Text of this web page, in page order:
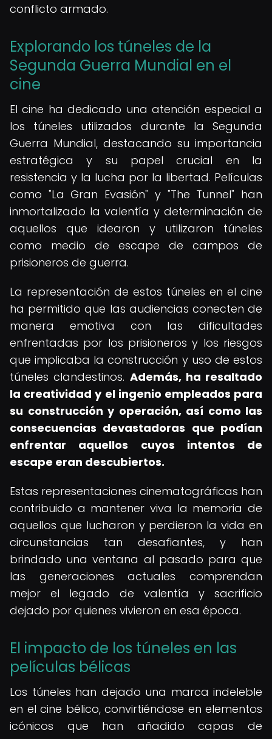
conflicto armado.
Explorando los túneles de la
Segunda Guerra Mundial en el
cine
El cine ha dedicado una atención especial a
los túneles utilizados durante la Segunda
Guerra Mundial, destacando su importancia
estratégica y su papel crucial en la
resistencia y la lucha por la libertad. Películas
como "La Gran Evasión" y "The Tunnel" han
inmortalizado la valentía y determinación de
aquellos que idearon y utilizaron túneles
como medio de escape de campos de
prisioneros de guerra.
La representación de estos túneles en el cine
ha permitido que las audiencias conecten de
manera emotiva con las dificultades
enfrentadas por los prisioneros y los riesgos
que implicaba la construcción y uso de estos
túneles clandestinos. Además, ha resaltado
la creatividad y el ingenio empleados para
su construcción y operación, así como las
consecuencias devastadoras que podían
enfrentar aquellos cuyos intentos de
escape eran descubiertos.
Estas representaciones cinematográficas han
contribuido a mantener viva la memoria de
aquellos que lucharon y perdieron la vida en
circunstancias tan desafiantes, y han
brindado una ventana al pasado para que
las generaciones actuales comprendan
mejor el legado de valentía y sacrificio
dejado por quienes vivieron en esa época.
El impacto de los túneles en las
películas bélicas
Los túneles han dejado una marca indeleble
en el cine bélico, convirtiéndose en elementos
icónicos que han añadido capas de